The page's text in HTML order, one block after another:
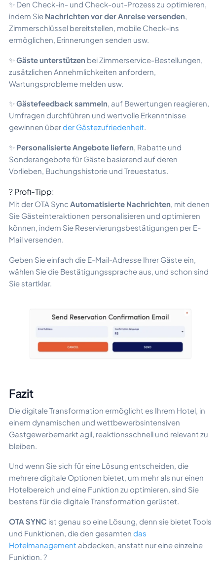
✨ Den Check-in- und Check-out-Prozess zu optimieren,
indem Sie Nachrichten vor der Anreise versenden,
Zimmerschlüssel bereitstellen, mobile Check-ins
ermöglichen, Erinnerungen senden usw.
✨Gäste unterstützen bei Zimmerservice-Bestellungen,
zusätzlichen Annehmlichkeiten anfordern,
Wartungsprobleme melden usw.
✨Gästefeedback sammeln, auf Bewertungen reagieren,
Umfragen durchführen und wertvolle Erkenntnisse
gewinnen überder Gästezufriedenheit.
✨ Personalisierte Angebote liefern , Rabatte und
Sonderangebote für Gäste basierend auf deren
Vorlieben, Buchungshistorie und Treuestatus.
? Profi-Tipp:
Mit der OTA Sync Automatisierte Nachrichten, mit denen
Sie Gästeinteraktionen personalisieren und optimieren
können, indem Sie Reservierungsbestätigungen per E-
Mail versenden.
Geben Sie einfach die E-Mail-Adresse Ihrer Gäste ein,
wählen Sie die Bestätigungssprache aus, und schon sind
Sie startklar.
Fazit
Die digitale Transformation ermöglicht es Ihrem Hotel, in
einem dynamischen und wettbewerbsintensiven
Gastgewerbemarkt agil, reaktionsschnell und relevant zu
bleiben.
Und wenn Sie sich für eine Lösung entscheiden, die
mehrere digitale Optionen bietet, um mehr als nur einen
Hotelbereich und eine Funktion zu optimieren, sind Sie
bestens für die digitale Transformation gerüstet.
OTA SYNC ist genau so eine Lösung, denn sie bietet Tools
und Funktionen, die den gesamten das
Hotelmanagement abdecken, anstatt nur eine einzelne
Funktion. ?